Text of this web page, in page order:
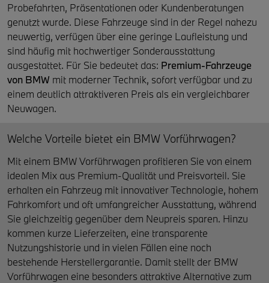
Probefahrten, Präsentationen oder Kundenberatungen
genutzt wurde. Diese Fahrzeuge sind in der Regel nahezu
neuwertig, verfügen über eine geringe Laufleistung und
sind häufig mit hochwertiger Sonderausstattung
ausgestattet. Für Sie bedeutet das: Premium-Fahrzeuge
von BMW mit moderner Technik, sofort verfügbar und zu
einem deutlich attraktiveren Preis als ein vergleichbarer
Neuwagen.
Welche Vorteile bietet ein BMW Vorführwagen?
Mit einem BMW Vorführwagen profitieren Sie von einem
idealen Mix aus Premium-Qualität und Preisvorteil. Sie
erhalten ein Fahrzeug mit innovativer Technologie, hohem
Fahrkomfort und oft umfangreicher Ausstattung, während
Sie gleichzeitig gegenüber dem Neupreis sparen. Hinzu
kommen kurze Lieferzeiten, eine transparente
Nutzungshistorie und in vielen Fällen eine noch
bestehende Herstellergarantie. Damit stellt der BMW
Vorführwagen eine besonders attraktive Alternative zum